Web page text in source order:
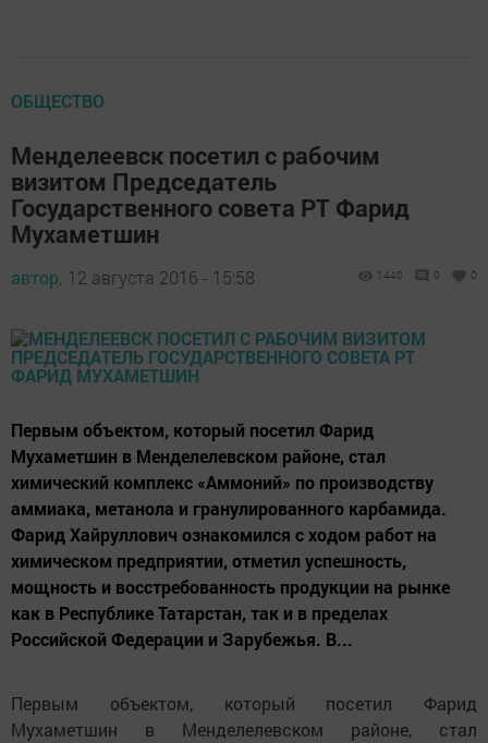
ОБЩЕСТВО
Менделеевск посетил с рабочим
визитом Председатель
Государственного совета РТ Фарид
Мухаметшин
автор, 12 августа 2016 - 15:58 1440 0 0
Первым объектом, который посетил Фарид
Мухаметшин в Менделелевском районе, стал
химический комплекс «Аммоний» по производству
аммиака, метанола и гранулированного карбамида.
Фарид Хайруллович ознакомился с ходом работ на
химическом предприятии, отметил успешность,
мощность и восстребованность продукции на рынке
как в Республике Татарстан, так и в пределах
Российской Федерации и Зарубежья. В...
Первым объектом, который посетил Фарид
Мухаметшин в Менделелевском районе, стал